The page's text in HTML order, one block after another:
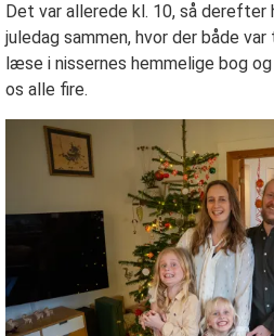
Det var allerede kl. 10, så derefter
juledag sammen, hvor der både
læse i nissernes hemmelige bog
os alle fire.